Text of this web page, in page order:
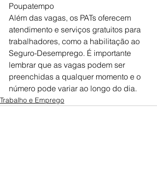
Poupatempo
Além das vagas, os PATs oferecem
atendimento e serviços gratuitos para
trabalhadores, como a habilitação ao
Seguro-Desemprego. É importante
lembrar que as vagas podem ser
preenchidas a qualquer momento e o
número pode variar ao longo do dia.
Trabalho e Emprego